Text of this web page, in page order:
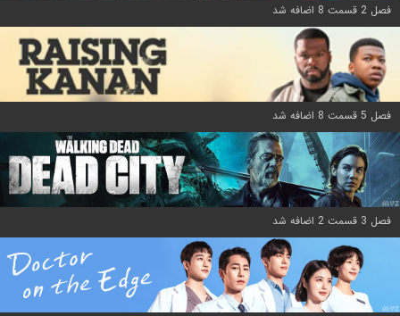
فصل 2 قسمت 8 اضافه شد
فصل 5 قسمت 8 اضافه شد
فصل 3 قسمت 2 اضافه شد